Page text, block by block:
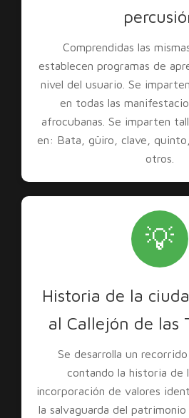
Comprendidas las
establecen programas de
nivel del usuario. Se
en todas las
afrocubanas. Se imparten
en: Bata, güiro, clave,
otros.
💡
Historia de la
al Callejón de las
Se desarrolla un
contando la historia de
incorporación de valores
la salvaguarda del